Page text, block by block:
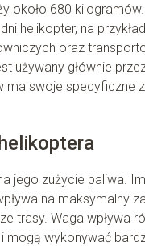
około 680
helikopter, na
oraz
używany głównie
ma swoje specyficzne
jego zużycie paliwa.
na maksymalny
trasy. Waga wpływa
mogą wykonywać